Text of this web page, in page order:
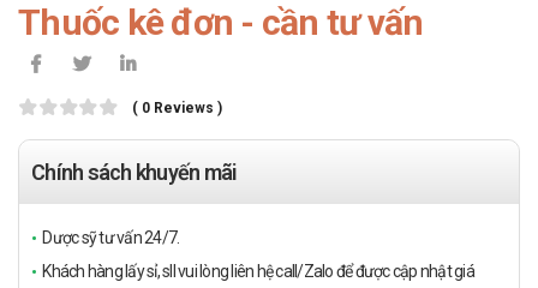
Thuốc kê đơn - cần tư vấn
( 0 Reviews )
Chính sách khuyến mãi
Dược sỹ tư vấn 24/7.
Khách hàng lấy sỉ, sll vui lòng liên hệ call/Zalo để được cập nhật giá